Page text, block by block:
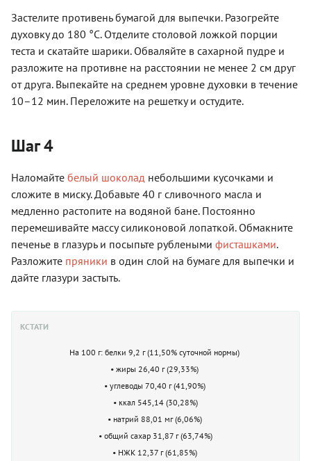
Застелите противень бумагой для выпечки. Разогрейте
духовку до 180 °C. Отделите столовой ложкой порции
теста и скатайте шарики. Обваляйте в сахарной пудре и
разложите на противне на расстоянии не менее 2 см друг
от друга. Выпекайте на среднем уровне духовки в течение
10–12 мин. Переложите на решетку и остудите.
Шаг 4
Наломайте белый шоколад небольшими кусочками и
сложите в миску. Добавьте 40 г сливочного масла и
медленно растопите на водяной бане. Постоянно
перемешивайте массу силиконовой лопаткой. Обмакните
печенье в глазурь и посыпьте рублеными фисташками.
Разложите пряники в один слой на бумаге для выпечки и
дайте глазури застыть.
КСТАТИ
На 100 г: белки 9,2 г (11,50% суточной нормы)
• жиры 26,40 г (29,33%)
• углеводы 70,40 г (41,90%)
• ккал 545,14 (30,28%)
• натрий 88,01 мг (6,06%)
• общий сахар 31,87 г (63,74%)
• НЖК 12,37 г (61,85%)